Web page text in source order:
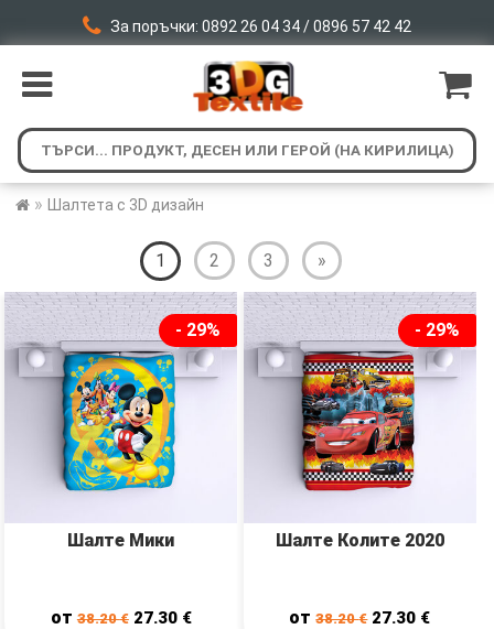
За поръчки: 0892 26 04 34 / 0896 57 42 42
» Шалтета с 3D дизайн
1 2 3 »
- 29%
Шалте Мики
от38.20€ 27.30 €
- 29%
Шалте Колите 2020
от38.20€ 27.30 €